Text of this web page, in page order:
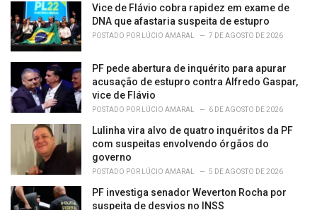
Vice de Flávio cobra rapidez em exame de
DNA que afastaria suspeita de estupro
POSTADO POR LÚCIO AMARAL 7 DE AGOSTO DE 2026
PF pede abertura de inquérito para apurar
acusação de estupro contra Alfredo Gaspar,
vice de Flávio
POSTADO POR LÚCIO AMARAL 6 DE AGOSTO DE 2026
Lulinha vira alvo de quatro inquéritos da PF
com suspeitas envolvendo órgãos do
governo
POSTADO POR LÚCIO AMARAL 5 DE AGOSTO DE 2026
PF investiga senador Weverton Rocha por
suspeita de desvios no INSS